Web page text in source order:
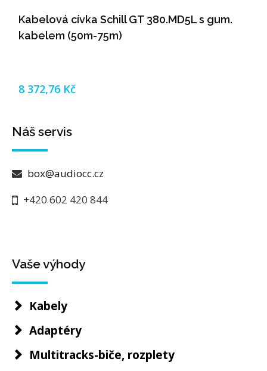
Kabelová cívka Schill GT 380.MD5L s gum.
kabelem (50m-75m)
8 372,76 Kč
Náš servis
box@audiocc.cz
+420 602 420 844
Vaše výhody
Kabely
Adaptéry
Multitracks-biče, rozplety